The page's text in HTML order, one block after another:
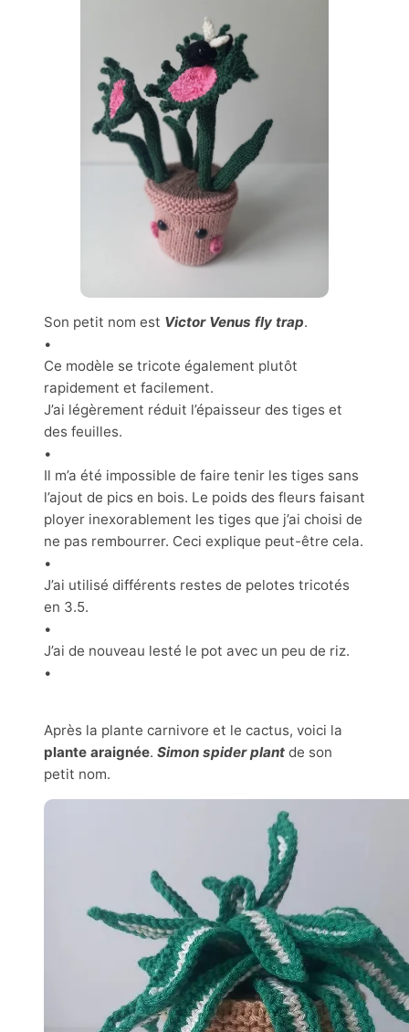
Son petit nom est Victor Venus fly trap.
•
Ce modèle se tricote également plutôt
rapidement et facilement.
J’ai légèrement réduit l’épaisseur des tiges et
des feuilles.
•
Il m’a été impossible de faire tenir les tiges sans
l’ajout de pics en bois. Le poids des fleurs faisant
ployer inexorablement les tiges que j’ai choisi de
ne pas rembourrer. Ceci explique peut-être cela.
•
J’ai utilisé différents restes de pelotes tricotés
en 3.5.
•
J’ai de nouveau lesté le pot avec un peu de riz.
•
Après la plante carnivore et le cactus, voici la
plante araignée. Simon spider plant de son
petit nom.